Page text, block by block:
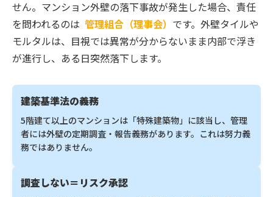
せん。マンション外壁の落下事故が発生した場合、責任
を問われるのは 管理組合（理事会） です。外壁タイルや
モルタルは、目視では異常が分からないまま内部で浮き
が進行し、ある日突然落下します。
建築基準法の義務
5階建て以上のマンションは「特殊建築物」に該当し、管理
者には外壁の定期調査・報告義務があります。これは努力義
務ではありません。
調査しない＝リスク承認